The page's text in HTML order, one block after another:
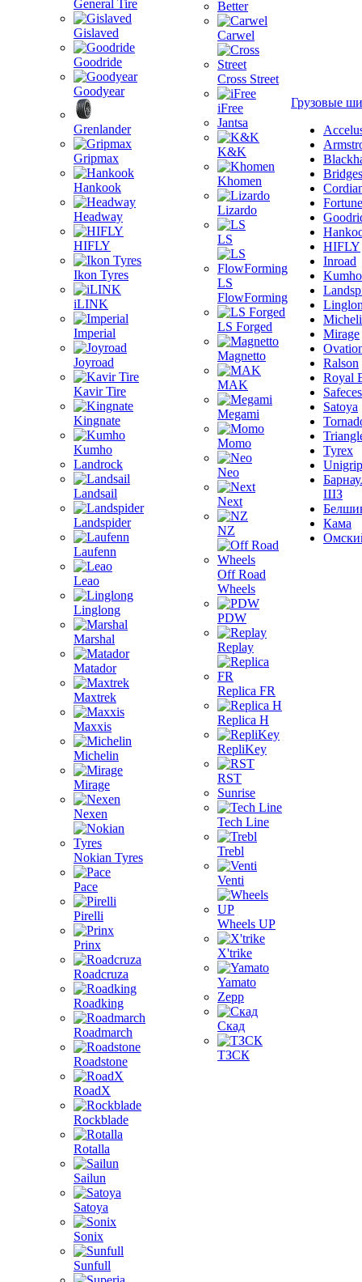
General Tire
Gislaved
Goodride
Goodyear
Grenlander
Gripmax
Hankook
Headway
HIFLY
Ikon Tyres
iLINK
Imperial
Joyroad
Kavir Tire
Kingnate
Kumho
Landrock
Landsail
Landspider
Laufenn
Leao
Linglong
Marshal
Matador
Maxtrek
Maxxis
Michelin
Mirage
Nexen
Nokian Tyres
Pace
Pirelli
Prinx
Roadcruza
Roadking
Roadmarch
Roadstone
RoadX
Rockblade
Rotalla
Sailun
Satoya
Sonix
Sunfull
Better
Carwel
Cross Street
iFree
Jantsa
K&K
Khomen
Lizardo
LS
LS
FlowForming
LS Forged
Magnetto
MAK
Megami
Momo
Neo
Next
NZ
Off Road
Wheels
PDW
Replay
Replica FR
Replica H
RepliKey
RST
Sunrise
Tech Line
Trebl
Venti
Wheels UP
X'trike
Yamato
Zepp
Скад
ТЗСК
Грузовые
Fortune
HIFLY
Inroad
Kumho
Mirage
Ralson
Royal
Satoya
Tyrex
Unigrip
ШЗ
Кама